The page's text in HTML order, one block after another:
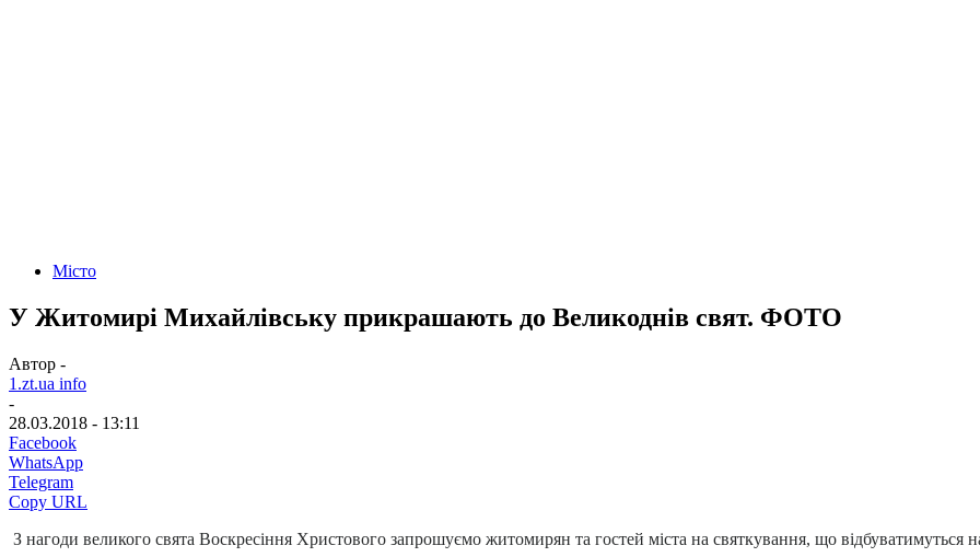
Місто
У Житомирі Михайлівську прикрашають до Великоднів свят. ФОТО
Автор -
1.zt.ua info
-
28.03.2018 - 13:11
Facebook
WhatsApp
Telegram
Copy URL
З нагоди великого свята Воскресіння Христового запрошуємо житомирян та гостей міста на святкування, що відбуватимуться